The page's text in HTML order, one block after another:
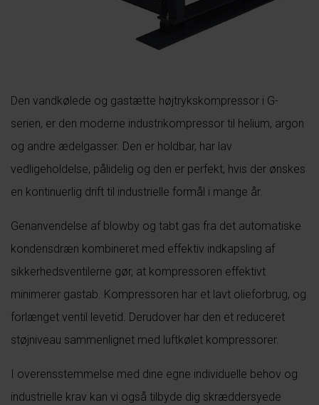
Den vandkølede og gastætte højtrykskompressor i G-
serien, er den moderne industrikompressor til helium, argon
og andre ædelgasser. Den er holdbar, har lav
vedligeholdelse, pålidelig og den er perfekt, hvis der ønskes
en kontinuerlig drift til industrielle formål i mange år.
Genanvendelse af blowby og tabt gas fra det automatiske
kondensdræn kombineret med effektiv indkapsling af
sikkerhedsventilerne gør, at kompressoren effektivt
minimerer gastab. Kompressoren har et lavt olieforbrug, og
forlænget ventil levetid. Derudover har den et reduceret
støjniveau sammenlignet med luftkølet kompressorer.
I overensstemmelse med dine egne individuelle behov og
industrielle krav kan vi også tilbyde dig skræddersyede